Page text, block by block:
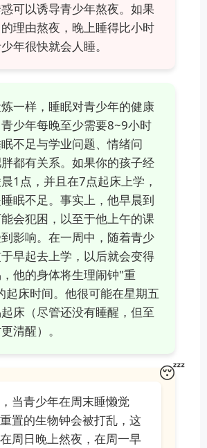
可以诱导青少年熬夜。如果
理由熬夜，晚上睡得比小时
年很快就会人睡。
一样，睡眠对青少年的健康
少年每晚至少需要8~9小时
不足与学业问题、情绪问
都有关系。如果你的孩子经
1点，并且在7点起床上学，
眠不足。事实上，他早晨到
会犯困，以至于他上午的课
影响。在一周中，随着青少
早起去上学，以后就会变得
他的身体将生理闹钟"重
起床时间。他很可能在星期五
床（尽管还没有睡醒，但至
清醒）。
当青少年在周末睡懒觉
置的生物钟会被打乱，这
周日晚上然夜，在周一早
😴